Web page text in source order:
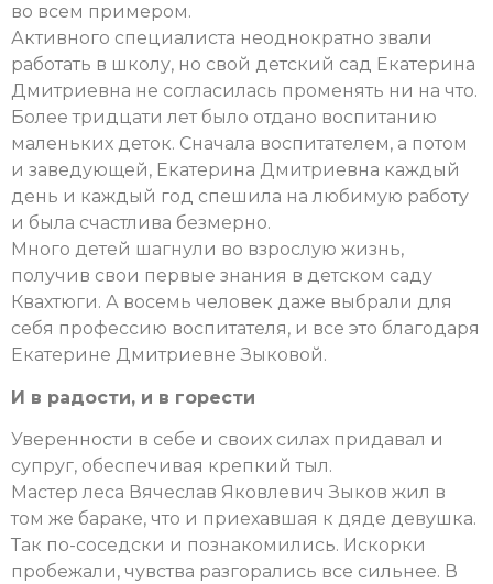
во всем примером.
Активного специалиста неоднократно звали
работать в школу, но свой детский сад Екатерина
Дмитриевна не согласилась променять ни на что.
Более тридцати лет было отдано воспитанию
маленьких деток. Сначала воспитателем, а потом
и заведующей, Екатерина Дмитриевна каждый
день и каждый год спешила на любимую работу
и была счастлива безмерно.
Много детей шагнули во взрослую жизнь,
получив свои первые знания в детском саду
Квахтюги. А восемь человек даже выбрали для
себя профессию воспитателя, и все это благодаря
Екатерине Дмитриевне Зыковой.
И в радости, и в горести
Уверенности в себе и своих силах придавал и
супруг, обеспечивая крепкий тыл.
Мастер леса Вячеслав Яковлевич Зыков жил в
том же бараке, что и приехавшая к дяде девушка.
Так по-соседски и познакомились. Искорки
пробежали, чувства разгорались все сильнее. В